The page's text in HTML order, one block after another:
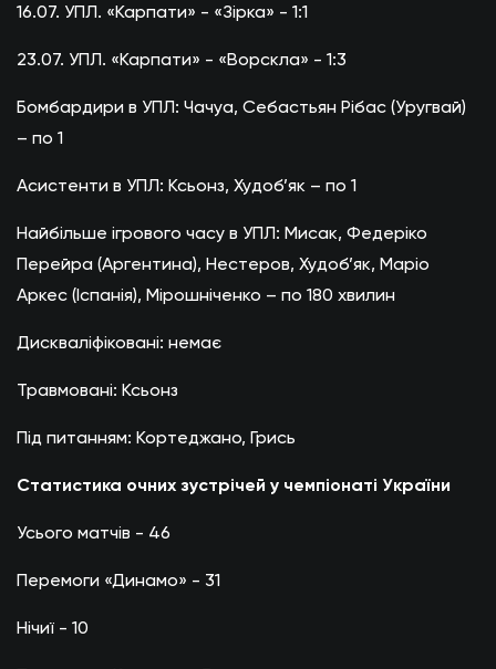
16.07. УПЛ. «Карпати» - «Зірка» - 1:1
23.07. УПЛ. «Карпати» - «Ворскла» - 1:3
Бомбардири в УПЛ: Чачуа, Себастьян Рібас (Уругвай)
– по 1
Асистенти в УПЛ: Ксьонз, Худоб’як – по 1
Найбільше ігрового часу в УПЛ: Мисак, Федеріко
Перейра (Аргентина), Нестеров, Худоб’як, Маріо
Аркес (Іспанія), Мірошніченко – по 180 хвилин
Дискваліфіковані: немає
Травмовані: Ксьонз
Під питанням: Кортеджано, Грись
Статистика очних зустрічей у чемпіонаті України
Усього матчів - 46
Перемоги «Динамо» - 31
Нічиї - 10